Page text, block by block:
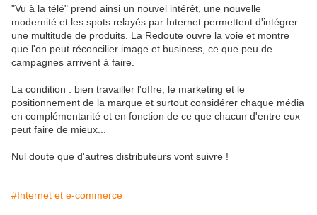
"Vu à la télé" prend ainsi un nouvel intérêt, une nouvelle
modernité et les spots relayés par Internet permettent d'intégrer
une multitude de produits. La Redoute ouvre la voie et montre
que l'on peut réconcilier image et business, ce que peu de
campagnes arrivent à faire.
La condition : bien travailler l'offre, le marketing et le
positionnement de la marque et surtout considérer chaque média
en complémentarité et en fonction de ce que chacun d'entre eux
peut faire de mieux...
Nul doute que d'autres distributeurs vont suivre !
#Internet et e-commerce